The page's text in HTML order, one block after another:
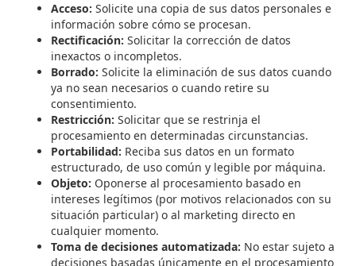
Acceso: Solicite una copia de sus datos personales e
información sobre cómo se procesan.
Rectificación: Solicitar la corrección de datos
inexactos o incompletos.
Borrado: Solicite la eliminación de sus datos cuando
ya no sean necesarios o cuando retire su
consentimiento.
Restricción: Solicitar que se restrinja el
procesamiento en determinadas circunstancias.
Portabilidad: Reciba sus datos en un formato
estructurado, de uso común y legible por máquina.
Objeto: Oponerse al procesamiento basado en
intereses legítimos (por motivos relacionados con su
situación particular) o al marketing directo en
cualquier momento.
Toma de decisiones automatizada: No estar sujeto a
decisiones basadas únicamente en el procesamiento